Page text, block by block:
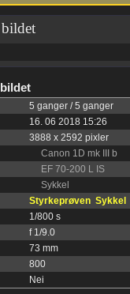
5 ganger / 5 ganger
16. 06 2018 15:26
3888 x 2592 pixler
Canon 1D mk III b
EF 70-200 L IS
Sykkel
Styrkeprøven Sykkel
1/800 s
f 1/9.0
73 mm
800
Nei